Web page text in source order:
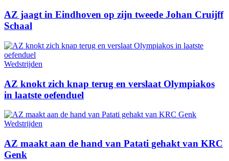
AZ jaagt in Eindhoven op zijn tweede Johan Cruijff
Schaal
Wedstrijden
AZ knokt zich knap terug en verslaat Olympiakos
in laatste oefenduel
Wedstrijden
AZ maakt aan de hand van Patati gehakt van KRC
Genk